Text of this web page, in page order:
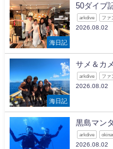
海日記
50ダイブ
arkdive ファ
2026.08.02
海日記
サメ＆カ
arkdive ファ
2026.08.02
黒島マン
arkdive
2026.08.02